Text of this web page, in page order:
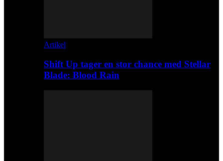
Artikel
Shift Up tager en stor chance med Stellar
Blade: Blood Rain